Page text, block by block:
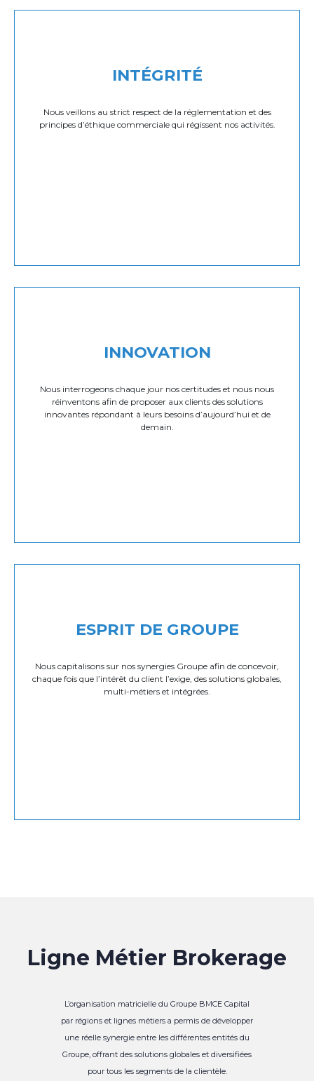
INTÉGRITÉ
Nous veillons au strict respect de la réglementation et des
principes d’éthique commerciale qui régissent nos activités.
INNOVATION
Nous interrogeons chaque jour nos certitudes et nous nous
réinventons afin de proposer aux clients des solutions
innovantes répondant à leurs besoins d’aujourd’hui et de
demain.
ESPRIT DE GROUPE
Nous capitalisons sur nos synergies Groupe afin de concevoir,
chaque fois que l’intérêt du client l’exige, des solutions globales,
multi-métiers et intégrées.
Ligne Métier Brokerage
L’organisation matricielle du Groupe BMCE Capital
par régions et lignes métiers a permis de développer
une réelle synergie entre les différentes entités du
Groupe, offrant des solutions globales et diversifiées
pour tous les segments de la clientèle.